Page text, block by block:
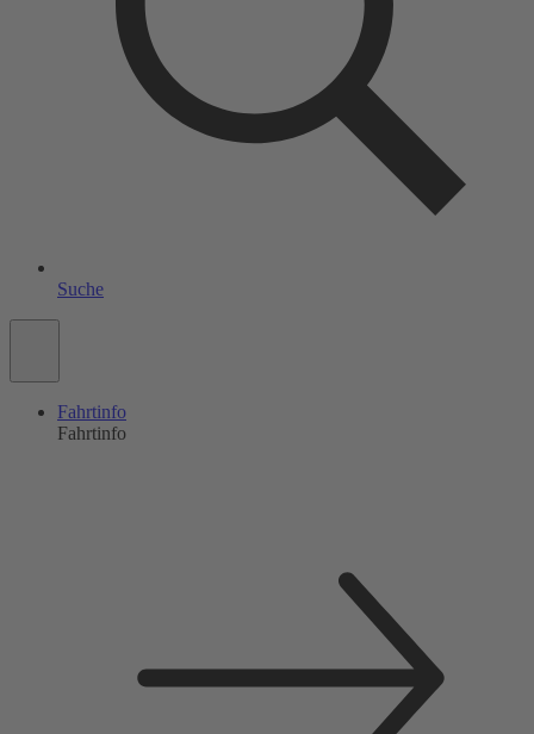
Suche
Fahrtinfo
Fahrtinfo